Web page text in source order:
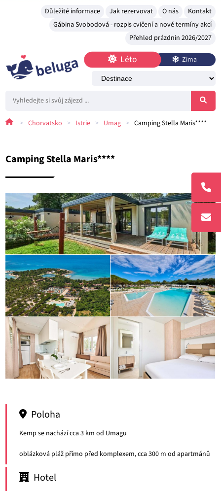
Důležité informace Jak rezervovat O nás
Kontakt
Gábina Svobodová - rozpis cvičení a nové termíny akcí
Přehled prázdnin 2026/2027
Léto Zima
> Chorvatsko > Istrie > Umag > Camping Stella Maris****
Camping Stella Maris****
Poloha
Kemp se nachází cca 3 km od Umagu
oblázková pláž přímo před komplexem, cca 300 m od apartmánů
Hotel